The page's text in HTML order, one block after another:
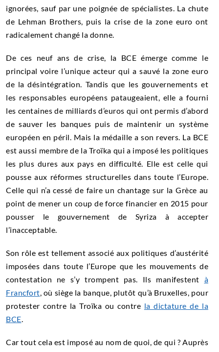
ignorées, sauf par une poignée de spécialistes. La chute
de Lehman Brothers, puis la crise de la zone euro ont
radicalement changé la donne.
De ces neuf ans de crise, la BCE émerge comme le
principal voire l’unique acteur qui a sauvé la zone euro
de la désintégration. Tandis que les gouvernements et
les responsables européens pataugeaient, elle a fourni
les centaines de milliards d’euros qui ont permis d’abord
de sauver les banques puis de maintenir un système
européen en péril. Mais la médaille a son revers. La BCE
est aussi membre de la Troïka qui a imposé les politiques
les plus dures aux pays en difficulté. Elle est celle qui
pousse aux réformes structurelles dans toute l’Europe.
Celle qui n’a cessé de faire un chantage sur la Grèce au
point de mener un coup de force financier en 2015 pour
pousser le gouvernement de Syriza à accepter
l’inacceptable.
Son rôle est tellement associé aux politiques d’austérité
imposées dans toute l’Europe que les mouvements de
contestation ne s’y trompent pas. Ils manifestent à
Francfort, où siège la banque, plutôt qu’à Bruxelles, pour
protester contre la Troïka ou contre la dictature de la
BCE.
Car tout cela est imposé au nom de quoi, de qui ? Auprès